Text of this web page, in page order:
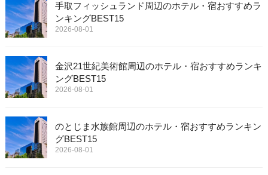
手取フィッシュランド周辺のホテル・宿おすすめラ
ンキングBEST15
2026-08-01
金沢21世紀美術館周辺のホテル・宿おすすめランキ
ングBEST15
2026-08-01
のとじま水族館周辺のホテル・宿おすすめランキン
グBEST15
2026-08-01